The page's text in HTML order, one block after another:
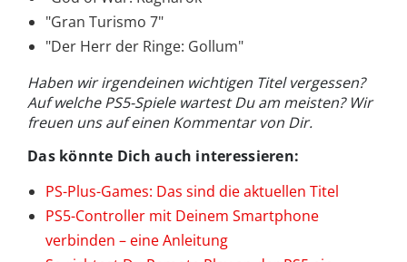
"Gran Turismo 7"
"Der Herr der Ringe: Gollum"
Haben wir irgendeinen wichtigen Titel vergessen?
Auf welche PS5-Spiele wartest Du am meisten? Wir
freuen uns auf einen Kommentar von Dir.
Das könnte Dich auch interessieren:
PS-Plus-Games: Das sind die aktuellen Titel
PS5-Controller mit Deinem Smartphone
verbinden – eine Anleitung